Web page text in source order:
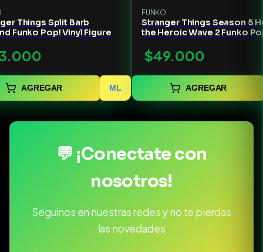
Things Split Barb
Funko Pop! Vinyl Figure
AGREGAR ML
FUNKO
Stranger Things Season 5
the Heroic Wave 2 Funko
$49.000
AGREGAR
💬 ¡Conectate con
nosotros!
Seguinos en nuestras redes y no te pierdas
las novedades